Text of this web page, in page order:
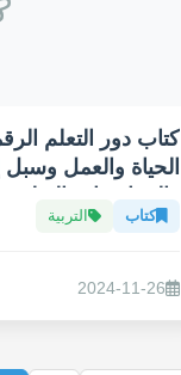
كتاب دور التعلم
الحياة والعمل
والممارسات التعليمية
كتاب التربية
2024-11-26